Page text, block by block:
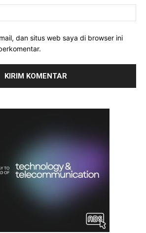
dan situs web saya di browser ini